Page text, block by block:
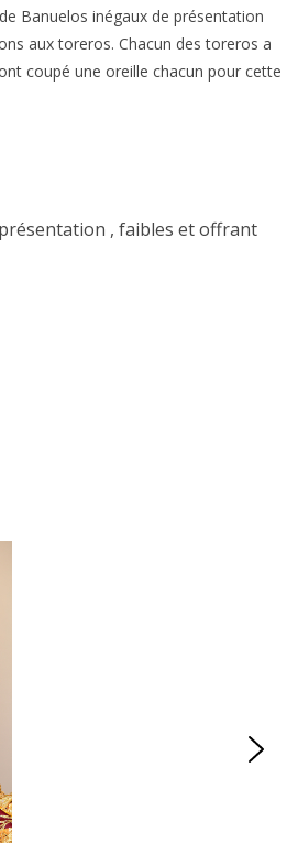
Banuelos inégaux de présentation
aux toreros. Chacun des toreros a
coupé une oreille chacun pour cette
, faibles et offrant